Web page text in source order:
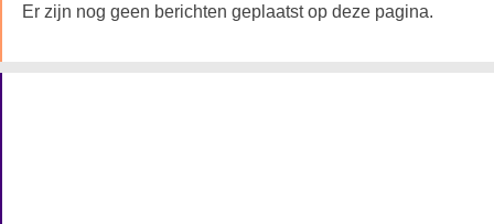
Er zijn nog geen berichten geplaatst op deze pagina.